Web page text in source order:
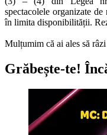
spectacolele organizate
în limita disponibilității.
Mulțumim că ai ales să
Grăbește-te!